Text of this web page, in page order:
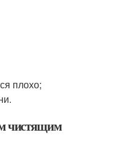
плохо;
чистящим